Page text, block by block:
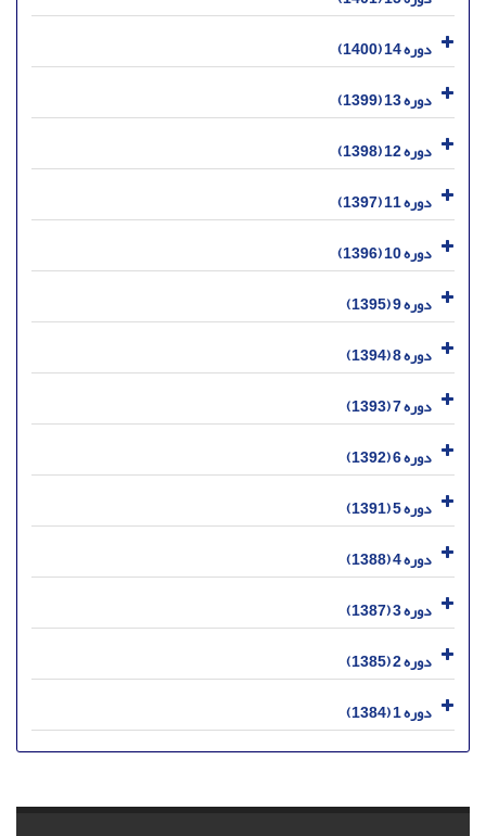
دوره 14 (1400)
دوره 13 (1399)
دوره 12 (1398)
دوره 11 (1397)
دوره 10 (1396)
دوره 9 (1395)
دوره 8 (1394)
دوره 7 (1393)
دوره 6 (1392)
دوره 5 (1391)
دوره 4 (1388)
دوره 3 (1387)
دوره 2 (1385)
دوره 1 (1384)